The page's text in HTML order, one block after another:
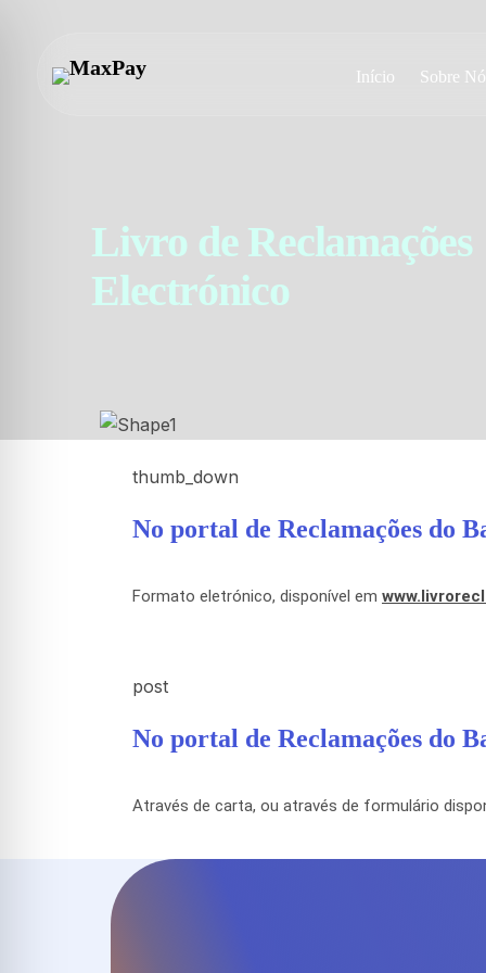
Início Sobre
Livro de Reclamações
Electrónico
No portal de Reclamações do
Formato eletrónico, disponível em
No portal de Reclamações do
Através de carta, ou através de formulário